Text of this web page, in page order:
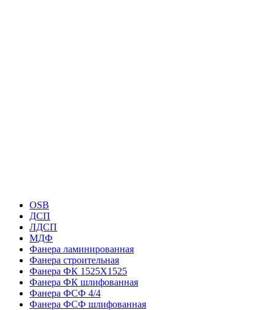
OSB
ДСП
ЛДСП
МДФ
Фанера ламинированная
Фанера строительная
Фанера ФК 1525Х1525
Фанера ФК шлифованная
Фанера ФСФ 4/4
Фанера ФСФ шлифованная